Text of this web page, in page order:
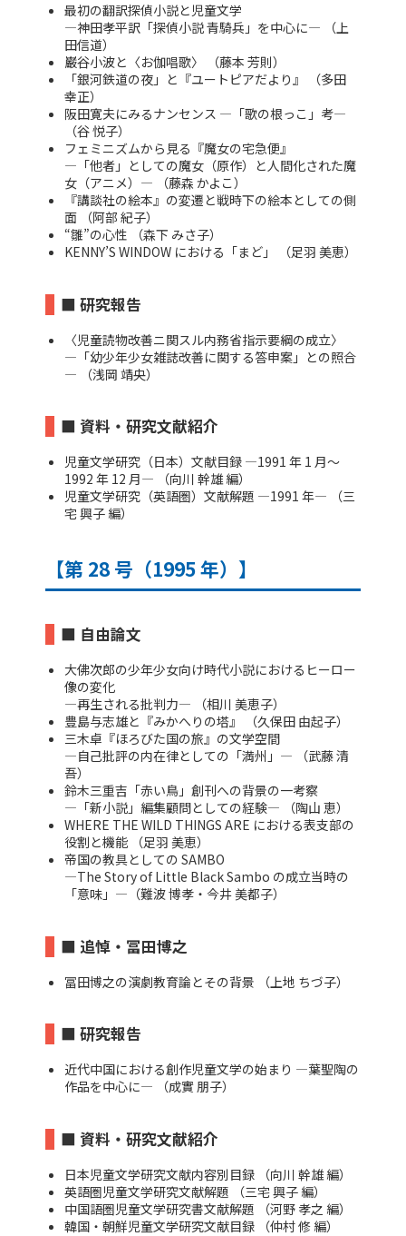
最初の翻訳探偵小説と児童文学
―神田孝平訳「探偵小説 青騎兵」を中心に― （上
田信道）
巌谷小波と〈お伽唱歌〉 （藤本 芳則）
「銀河鉄道の夜」と『ユートピアだより』 （多田
幸正）
阪田寛夫にみるナンセンス ―「歌の根っこ」考―
（谷 悦子）
フェミニズムから見る『魔女の宅急便』
―「他者」としての魔女（原作）と人間化された魔
女（アニメ）― （藤森 かよこ）
『講談社の絵本』の変遷と戦時下の絵本としての側
面 （阿部 紀子）
“雛”の心性 （森下 みさ子）
KENNY’S WINDOW における「まど」 （足羽 美恵）
■ 研究報告
〈児童読物改善ニ関スル内務省指示要綱の成立〉
―「幼少年少女雑誌改善に関する答申案」との照合
― （浅岡 靖央）
■ 資料・研究文献紹介
児童文学研究（日本）文献目録 ―1991 年 1 月～
1992 年 12 月― （向川 幹雄 編）
児童文学研究（英語圏）文献解題 ―1991 年― （三
宅 興子 編）
【第 28 号（1995 年）】
■ 自由論文
大佛次郎の少年少女向け時代小説におけるヒーロー
像の変化
―再生される批判力― （相川 美恵子）
豊島与志雄と『みかへりの塔』 （久保田 由起子）
三木卓『ほろびた国の旅』の文学空間
―自己批評の内在律としての「満州」― （武藤 清
吾）
鈴木三重吉「赤い鳥」創刊への背景の一考察
―「新小説」編集顧問としての経験― （陶山 恵）
WHERE THE WILD THINGS ARE における表支部の
役割と機能 （足羽 美恵）
帝国の教具としての SAMBO
―The Story of Little Black Sambo の成立当時の
「意味」―（難波 博孝・今井 美都子）
■ 追悼・冨田博之
冨田博之の演劇教育論とその背景 （上地 ちづ子）
■ 研究報告
近代中国における創作児童文学の始まり ―葉聖陶の
作品を中心に― （成實 朋子）
■ 資料・研究文献紹介
日本児童文学研究文献内容別目録 （向川 幹雄 編）
英語圏児童文学研究文献解題 （三宅 興子 編）
中国語圏児童文学研究書文献解題 （河野 孝之 編）
韓国・朝鮮児童文学研究文献目録 （仲村 修 編）